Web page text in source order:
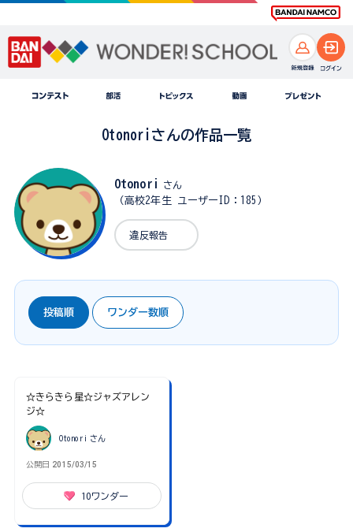
Otonoriさんの作品一覧
Otonori さん
（高校2年生 ユーザーID：185）
違反報告
投稿順 ワンダー数順
☆きらきら星☆ジャズアレン
ジ☆
Otonori さん
公開日 2015/03/15
10ワンダー